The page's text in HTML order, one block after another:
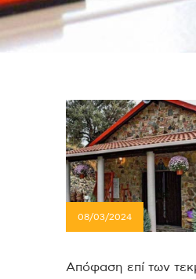
08/03/2024
Απόφαση επί των